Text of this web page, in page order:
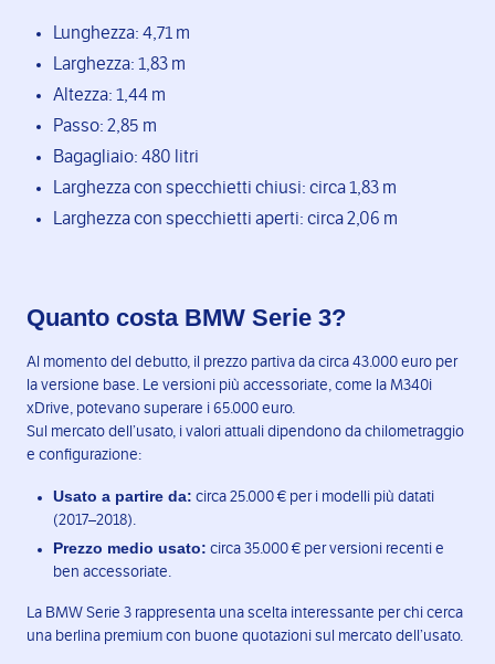
Lunghezza: 4,71 m
Larghezza: 1,83 m
Altezza: 1,44 m
Passo: 2,85 m
Bagagliaio: 480 litri
Larghezza con specchietti chiusi: circa 1,83 m
Larghezza con specchietti aperti: circa 2,06 m
Quanto costa BMW Serie 3?
Al momento del debutto, il prezzo partiva da circa 43.000 euro per
la versione base. Le versioni più accessoriate, come la M340i
xDrive, potevano superare i 65.000 euro.
Sul mercato dell’usato, i valori attuali dipendono da chilometraggio
e configurazione:
Usato a partire da: circa 25.000 € per i modelli più datati
(2017–2018).
Prezzo medio usato: circa 35.000 € per versioni recenti e
ben accessoriate.
La BMW Serie 3 rappresenta una scelta interessante per chi cerca
una berlina premium con buone quotazioni sul mercato dell’usato.